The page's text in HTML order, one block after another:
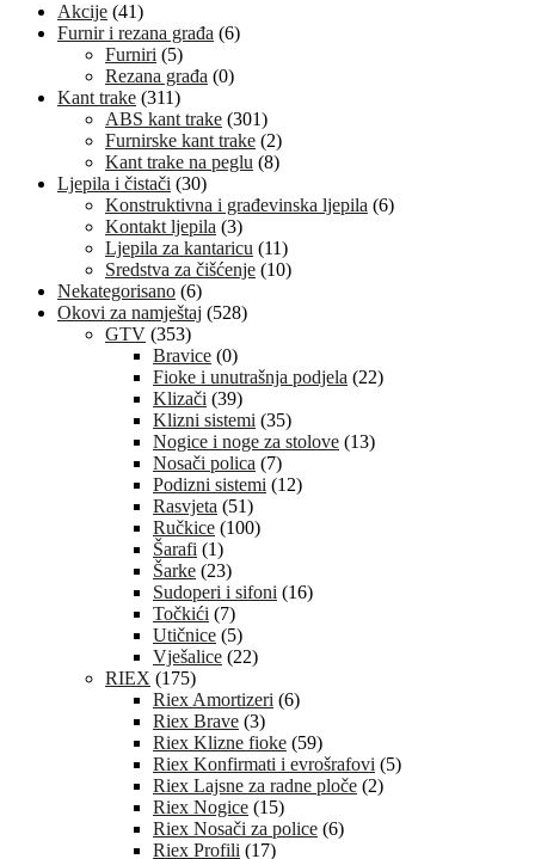
Akcije (41)
Furnir i rezana građa (6)
Furniri (5)
Rezana građa (0)
Kant trake (311)
ABS kant trake (301)
Furnirske kant trake (2)
Kant trake na peglu (8)
Ljepila i čistači (30)
Konstruktivna i građevinska ljepila (6)
Kontakt ljepila (3)
Ljepila za kantaricu (11)
Sredstva za čišćenje (10)
Nekategorisano (6)
Okovi za namještaj (528)
GTV (353)
Bravice (0)
Fioke i unutrašnja podjela (22)
Klizači (39)
Klizni sistemi (35)
Nogice i noge za stolove (13)
Nosači polica (7)
Podizni sistemi (12)
Rasvjeta (51)
Ručkice (100)
Šarafi (1)
Šarke (23)
Sudoperi i sifoni (16)
Točkići (7)
Utičnice (5)
Vješalice (22)
RIEX (175)
Riex Amortizeri (6)
Riex Brave (3)
Riex Klizne fioke (59)
Riex Konfirmati i evrošrafovi (5)
Riex Lajsne za radne ploče (2)
Riex Nogice (15)
Riex Nosači za police (6)
Riex Profili (17)